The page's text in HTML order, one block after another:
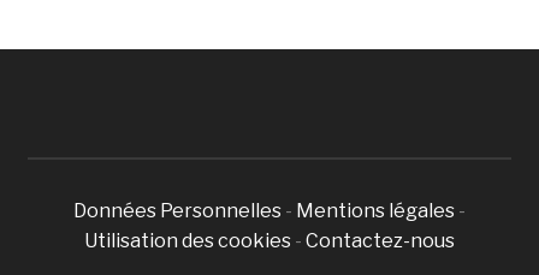
Données Personnelles - Mentions légales -
Utilisation des cookies - Contactez-nous